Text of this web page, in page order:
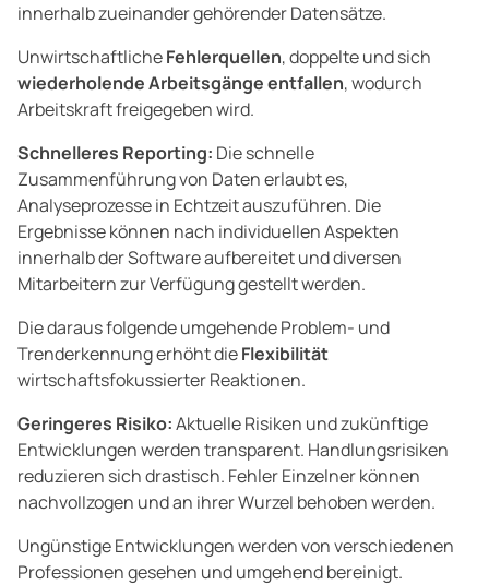
innerhalb zueinander gehörender Datensätze.
UnwirtschaftlicheFehlerquellen, doppelte und sich
wiederholende Arbeitsgänge entfallen, wodurch
Arbeitskraft freigegeben wird.
Schnelleres Reporting: Die schnelle
Zusammenführung von Daten erlaubt es,
Analyseprozesse in Echtzeit auszuführen. Die
Ergebnisse können nach individuellen Aspekten
innerhalb der Software aufbereitet und diversen
Mitarbeitern zur Verfügung gestellt werden.
Die daraus folgende umgehende Problem- und
Trenderkennung erhöht dieFlexibilität
wirtschaftsfokussierter Reaktionen.
Geringeres Risiko:Aktuelle Risiken und zukünftige
Entwicklungen werden transparent. Handlungsrisiken
reduzieren sich drastisch. Fehler Einzelner können
nachvollzogen und an ihrer Wurzel behoben werden.
Ungünstige Entwicklungen werden von verschiedenen
Professionen gesehen und umgehend bereinigt.